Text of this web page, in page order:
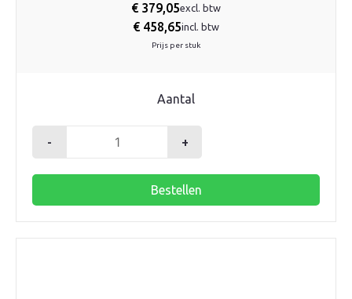
€ 379,05excl. btw
€ 458,65incl. btw
Prijs per stuk
Aantal
-
pompsectie
+
Bestellen